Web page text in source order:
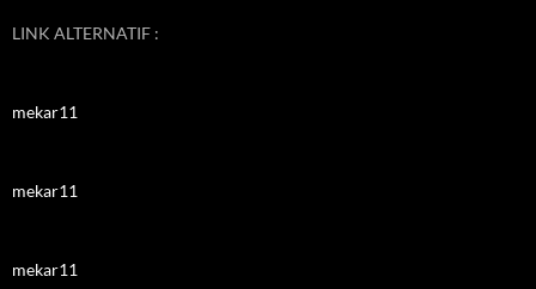
LINK ALTERNATIF :
mekar11
mekar11
mekar11